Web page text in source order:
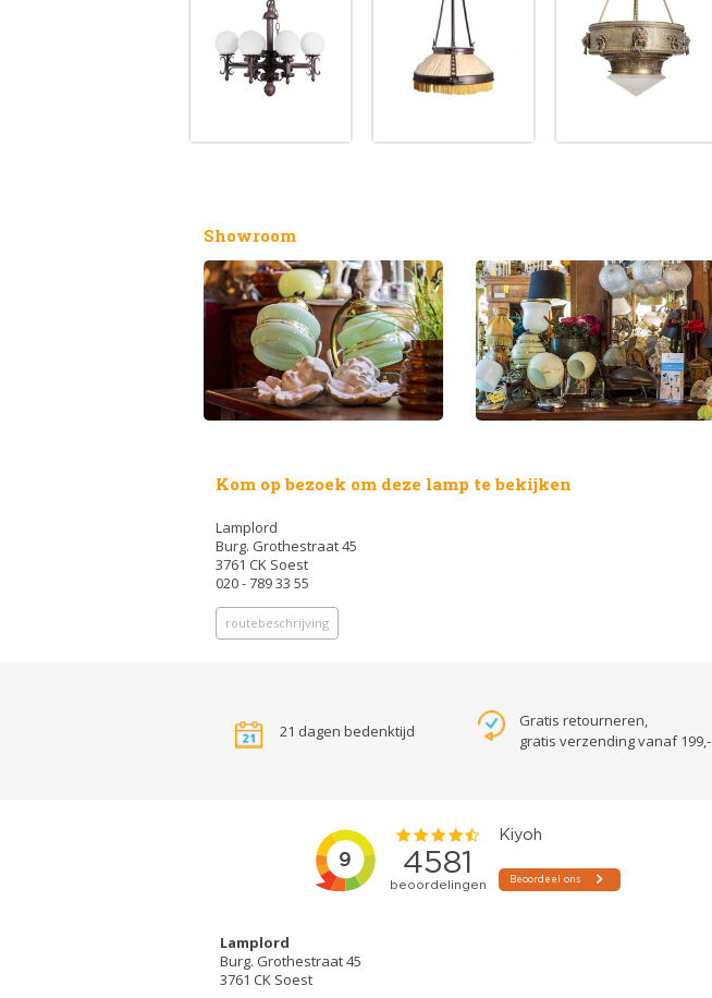
Showroom
Kom op bezoek om deze lamp te bekijken
Lamplord
Burg. Grothestraat 45
3761 CK Soest
020 - 789 33 55
routebeschrijving
21 dagen bedenktijd
Gratis retourneren,
gratis verzending vanaf 199,-
Lamplord
Burg. Grothestraat 45
3761 CK Soest